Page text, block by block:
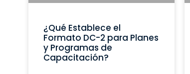
¿Qué Establece el
Formato DC-2 para Planes
y Programas de
Capacitación?